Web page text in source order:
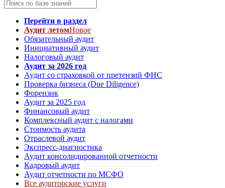
Перейти в раздел
Аудит летомНовое
Обязательный аудит
Инициативный аудит
Налоговый аудит
Аудит за 2026 год
Аудит со страховкой от претензий ФНС
Проверка бизнеса (Due Diligence)
Форензик
Аудит за 2025 год
Финансовый аудит
Комплексный аудит с налогами
Стоимость аудита
Отраслевой аудит
Экспресс-диагностика
Аудит консолидированной отчетности
Кадровый аудит
Аудит отчетности по МСФО
Все аудиторские услуги